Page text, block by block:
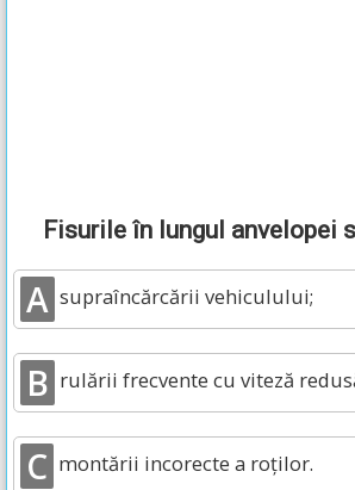
Fisurile în lungul anvelopei
A supraîncărcării vehiculului;
B rulării frecvente cu viteză
C montării incorecte a roților.